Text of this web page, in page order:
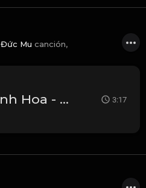
Đức Mu canción,
Sứ Thanh Hoa - Trần Tâm Di Cover Tiếng Quảng Đông 3:17